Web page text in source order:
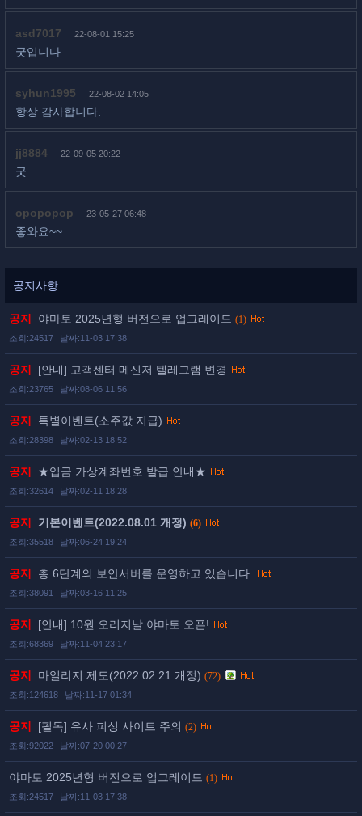
asd7017 22-08-01 15:25
굿입니다
syhun1995 22-08-02 14:05
항상 감사합니다.
jj8884 22-09-05 20:22
굿
opopopop 23-05-27 06:48
좋와요~~
공지사항
공지 야마토 2025년형 버전으로 업그레이드 (1)
조회:24517 날짜:11-03 17:38
공지 [안내] 고객센터 메신저 텔레그램 변경
조회:23765 날짜:08-06 11:56
공지 특별이벤트(소주값 지급)
조회:28398 날짜:02-13 18:52
공지 ★입금 가상계좌번호 발급 안내★
조회:32614 날짜:02-11 18:28
공지 기본이벤트(2022.08.01 개정) (6)
조회:35518 날짜:06-24 19:24
공지 총 6단계의 보안서버를 운영하고 있습니다.
조회:38091 날짜:03-16 11:25
공지 [안내] 10원 오리지날 야마토 오픈!
조회:68369 날짜:11-04 23:17
공지 마일리지 제도(2022.02.21 개정) (72)
조회:124618 날짜:11-17 01:34
공지 [필독] 유사 피싱 사이트 주의 (2)
조회:92022 날짜:07-20 00:27
야마토 2025년형 버전으로 업그레이드 (1)
조회:24517 날짜:11-03 17:38